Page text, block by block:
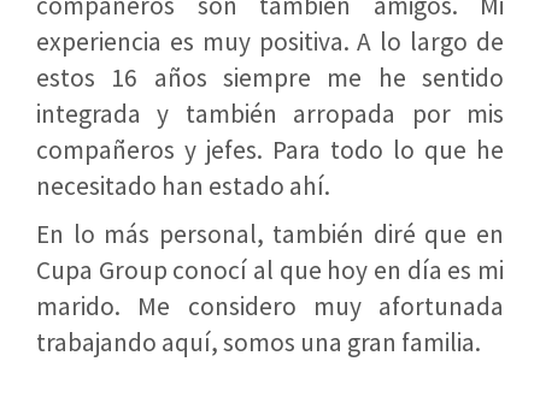
experiencia es muy positiva. A lo largo de
estos 16 años siempre me he sentido
integrada y también arropada por mis
compañeros y jefes. Para todo lo que he
necesitado han estado ahí.
En lo más personal, también diré que en
Cupa Group conocí al que hoy en día es mi
marido. Me considero muy afortunada
trabajando aquí, somos una gran familia.